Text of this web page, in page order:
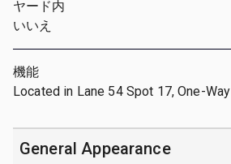
ヤード内
いいえ
機能
Located in Lane 54 Spot 17, One-Way
General Appearance